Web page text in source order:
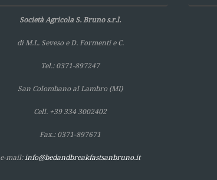
Società Agricola S. Bruno s.r.l.
di M.L. Seveso e D. Formenti e C.
Tel.: 0371-897247
San Colombano al Lambro (MI)
Cell. +39 334 3002402
Fax.: 0371-897671
e-mail:info@bedandbreakfastsanbruno.it